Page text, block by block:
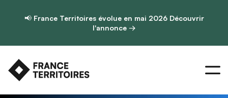
📢 France Territoires évolue en mai 2026 Découvrir
l'annonce →